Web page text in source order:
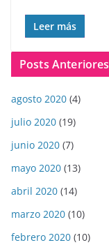
Leer más
Posts Anteriores
agosto 2020 (4)
julio 2020 (19)
junio 2020 (7)
mayo 2020 (13)
abril 2020 (14)
marzo 2020 (10)
febrero 2020 (10)